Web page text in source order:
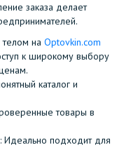
заказа делает
на Optovkin.com
к широкому выбору
каталог и
товары в
Идеально подходит для